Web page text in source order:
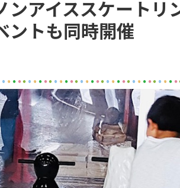
アイススケートリ
ントも同時開催